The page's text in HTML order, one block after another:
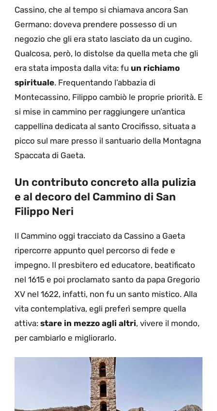
Cassino, che al tempo si chiamava ancora San
Germano: doveva prendere possesso di un
negozio che gli era stato lasciato da un cugino.
Qualcosa, però, lo distolse da quella meta che gli
era stata imposta dalla vita: fu un richiamo
spirituale. Frequentando l’abbazia di
Montecassino, Filippo cambiò le proprie priorità. E
si mise in cammino per raggiungere un’antica
cappellina dedicata al santo Crocifisso, situata a
picco sul mare presso il santuario della Montagna
Spaccata di Gaeta.
Un contributo concreto alla pulizia
e al decoro del Cammino di San
Filippo Neri
Il Cammino oggi tracciato da Cassino a Gaeta
ripercorre appunto quel percorso di fede e
impegno. Il presbitero ed educatore, beatificato
nel 1615 e poi proclamato santo da papa Gregorio
XV nel 1622, infatti, non fu un santo mistico. Alla
vita contemplativa, egli preferì sempre quella
attiva: stare in mezzo agli altri, vivere il mondo,
per cambiarlo e migliorarlo.